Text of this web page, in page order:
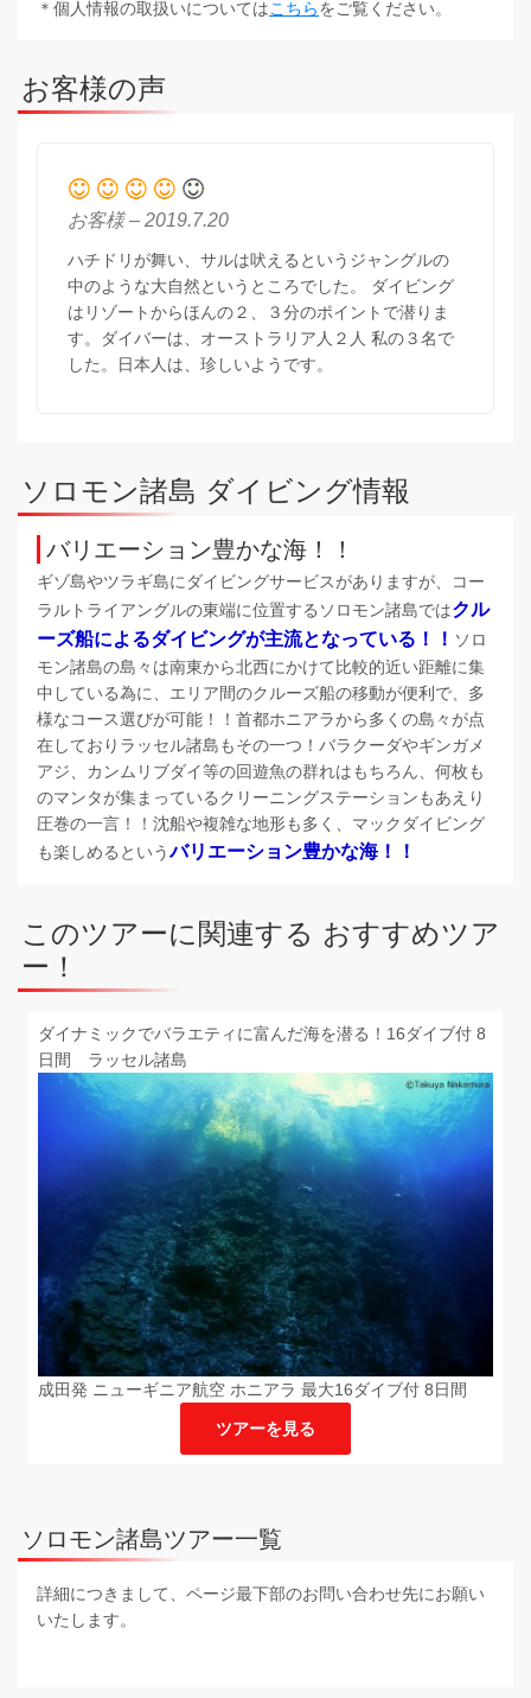
＊個人情報の取扱いについてはこちらをご覧ください。
お客様の声
お客様 – 2019.7.20
ハチドリが舞い、サルは吠えるというジャングルの
中のような大自然というところでした。 ダイビング
はリゾートからほんの２、３分のポイントで潜りま
す。ダイバーは、オーストラリア人２人 私の３名で
した。日本人は、珍しいようです。
ソロモン諸島 ダイビング情報
バリエーション豊かな海！！
ギゾ島やツラギ島にダイビングサービスがありますが、コー
ラルトライアングルの東端に位置するソロモン諸島ではクル
ーズ船によるダイビングが主流となっている！！ ソロ
モン諸島の島々は南東から北西にかけて比較的近い距離に集
中している為に、エリア間のクルーズ船の移動が便利で、多
様なコース選びが可能！！首都ホニアラから多くの島々が点
在しておりラッセル諸島もその一つ！バラクーダやギンガメ
アジ、カンムリブダイ等の回遊魚の群れはもちろん、何枚も
のマンタが集まっているクリーニングステーションもあえり
圧巻の一言！！沈船や複雑な地形も多く、マックダイビング
も楽しめるというバリエーション豊かな海！！
このツアーに関連する おすすめツア
ー！
ダイナミックでバラエティに富んだ海を潜る！16ダイブ付 8
日間 ラッセル諸島
成田発 ニューギニア航空 ホニアラ 最大16ダイブ付 8日間
ツアーを見る
ソロモン諸島ツアー一覧
詳細につきまして、ページ最下部のお問い合わせ先にお願い
いたします。